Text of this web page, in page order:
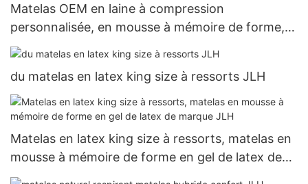
Matelas OEM en laine à compression
personnalisée, en mousse à mémoire de forme,
JLH
du matelas en latex king size à ressorts JLH
Matelas en latex king size à ressorts, matelas en
mousse à mémoire de forme en gel de latex de
marque JLH